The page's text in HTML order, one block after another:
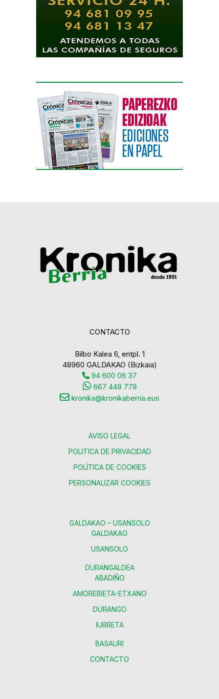
CONTACTO
Bilbo Kalea 6, entpl. 1
48960 GALDAKAO (Bizkaia)
94 600 06 37
667 449 779
kronika@kronikaberria.eus
AVISO LEGAL
POLÍTICA DE PRIVACIDAD
POLÍTICA DE COOKIES
PERSONALIZAR COOKIES
GALDAKAO – USANSOLO
GALDAKAO
USANSOLO
DURANGALDEA
ABADIÑO
AMOREBIETA-ETXANO
DURANGO
IURRETA
BASAURI
CONTACTO